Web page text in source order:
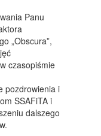
Panu
„Obscura”,
czasopiśmie
pozdrowienia i
SSAFiTA i
dalszego